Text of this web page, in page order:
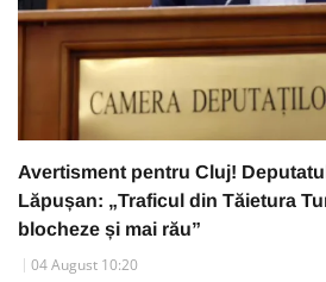
Avertisment pentru Cluj!
Lăpușan: „Traficul din Tăietura
blocheze și mai rău”
04 August 10:20